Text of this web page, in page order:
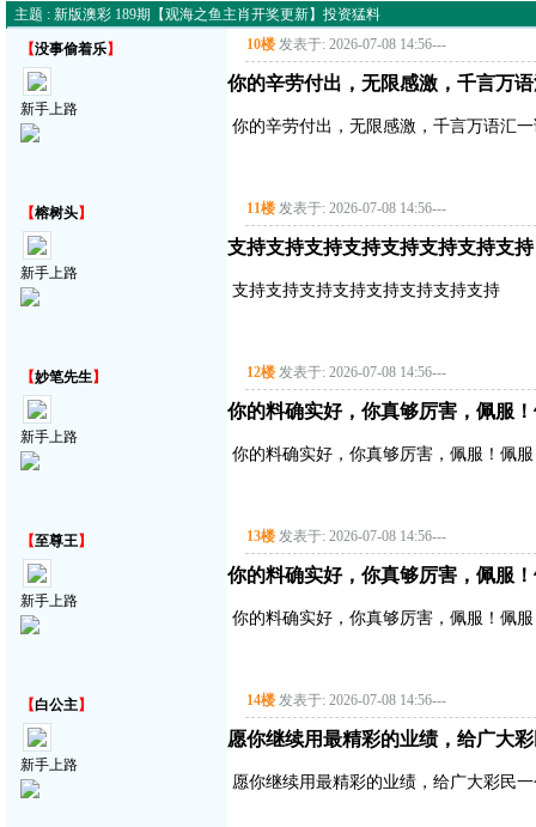
主题 : 新版澳彩 189期【观海之鱼主肖开奖更新】投资猛料
【没事偷着乐】
新手上路
10楼 发表于: 2026-07-08 14:56---
你的辛劳付出，无限感激，千言万
你的辛劳付出，无限感激，千言万语汇
【榕树头】
新手上路
11楼 发表于: 2026-07-08 14:56---
支持支持支持支持支持支持支持支持
支持支持支持支持支持支持支持支持
【妙笔先生】
新手上路
12楼 发表于: 2026-07-08 14:56---
你的料确实好，你真够厉害，佩服
你的料确实好，你真够厉害，佩服！佩
【至尊王】
新手上路
13楼 发表于: 2026-07-08 14:56---
你的料确实好，你真够厉害，佩服
你的料确实好，你真够厉害，佩服！佩
【白公主】
新手上路
14楼 发表于: 2026-07-08 14:56---
愿你继续用最精彩的业绩，给广大
愿你继续用最精彩的业绩，给广大彩民